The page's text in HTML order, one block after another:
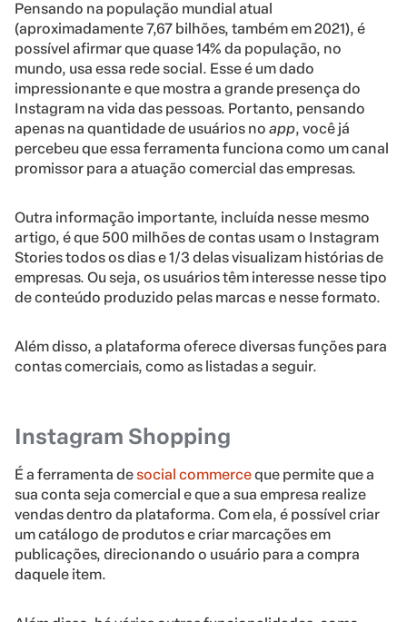
Pensando na população mundial atual
(aproximadamente 7,67 bilhões, também em 2021), é
possível afirmar que quase 14% da população, no
mundo, usa essa rede social. Esse é um dado
impressionante e que mostra a grande presença do
Instagram na vida das pessoas. Portanto, pensando
apenas na quantidade de usuários no app, você já
percebeu que essa ferramenta funciona como um canal
promissor para a atuação comercial das empresas.
Outra informação importante, incluída nesse mesmo
artigo, é que 500 milhões de contas usam o Instagram
Stories todos os dias e 1/3 delas visualizam histórias de
empresas. Ou seja, os usuários têm interesse nesse tipo
de conteúdo produzido pelas marcas e nesse formato.
Além disso, a plataforma oferece diversas funções para
contas comerciais, como as listadas a seguir.
Instagram Shopping
É a ferramenta desocial commerceque permite que a
sua conta seja comercial e que a sua empresa realize
vendas dentro da plataforma. Com ela, é possível criar
um catálogo de produtos e criar marcações em
publicações, direcionando o usuário para a compra
daquele item.